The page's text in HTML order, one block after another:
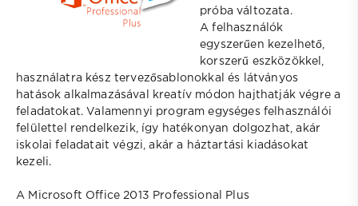
próba változata.
A felhasználók
egyszerűen kezelhető,
korszerű eszközökkel,
használatra kész tervezősablonokkal és látványos
hatások alkalmazásával kreatív módon hajthatják végre a
feladatokat. Valamennyi program egységes felhasználói
felülettel rendelkezik, így hatékonyan dolgozhat, akár
iskolai feladatait végzi, akár a háztartási kiadásokat
kezeli.
A Microsoft Office 2013 Professional Plus